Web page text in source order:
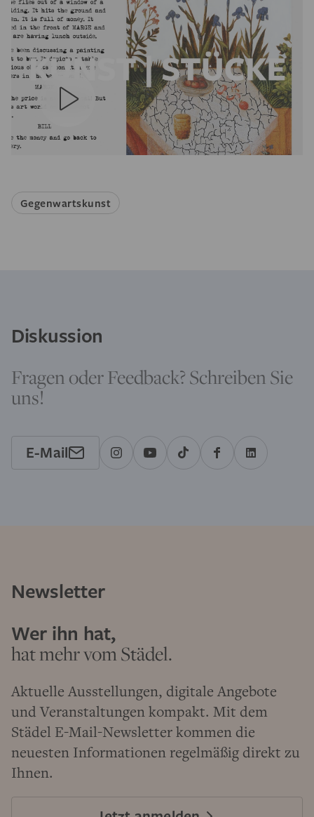
Gegenwartskunst
Diskussion
Fragen oder Feedback? Schreiben Sie
uns!
E-Mail
Newsletter
Wer ihn hat,
hat mehr vom Städel.
Aktuelle Ausstellungen, digitale Angebote
und Veranstaltungen kompakt. Mit dem
Städel E-Mail-Newsletter kommen die
neuesten Informationen regelmäßig direkt zu
Ihnen.